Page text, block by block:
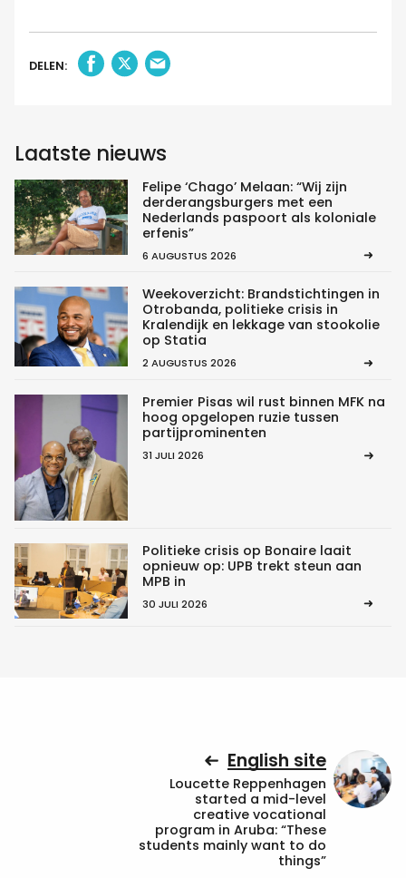
DELEN:
Laatste nieuws
Felipe ‘Chago’ Melaan: “Wij zijn
derderangsburgers met een
Nederlands paspoort als koloniale
erfenis”
6 AUGUSTUS 2026
Weekoverzicht: Brandstichtingen in
Otrobanda, politieke crisis in
Kralendijk en lekkage van stookolie
op Statia
2 AUGUSTUS 2026
Premier Pisas wil rust binnen MFK na
hoog opgelopen ruzie tussen
partijprominenten
31 JULI 2026
Politieke crisis op Bonaire laait
opnieuw op: UPB trekt steun aan
MPB in
30 JULI 2026
English site
Loucette Reppenhagen
started a mid-level
creative vocational
program in Aruba: “These
students mainly want to do
things”